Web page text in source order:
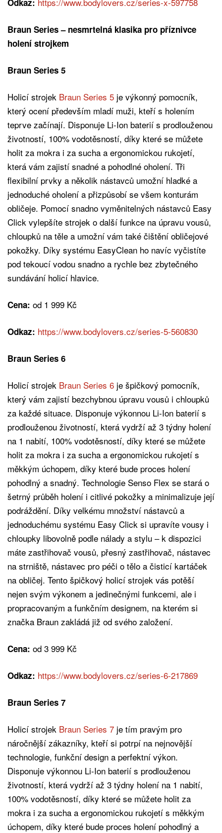
Braun Series – nesmrtelná klasika pro příznivce
holení strojkem
Braun Series 5
Holicí strojek Braun Series 5 je výkonný pomocník,
který ocení především mladí muži, kteří s holením
teprve začínají. Disponuje Li-Ion baterií s prodlouženou
životností, 100% vodotěsností, díky které se můžete
holit za mokra i za sucha a ergonomickou rukojetí,
která vám zajistí snadné a pohodlné oholení. Tři
flexibilní prvky a několik nástavců umožní hladké a
jednoduché oholení a přizpůsobí se všem konturám
obličeje. Pomocí snadno vyměnitelných nástavců Easy
Click vylepšíte strojek o další funkce na úpravu vousů,
chloupků na těle a umožní vám také čištění obličejové
pokožky. Díky systému EasyClean ho navíc vyčistíte
pod tekoucí vodou snadno a rychle bez zbytečného
sundávání holicí hlavice.
Cena: od 1 999 Kč
Odkaz: https://www.bodylovers.cz/series-5-560830
Braun Series 6
Holicí strojek Braun Series 6 je špičkový pomocník,
který vám zajistí bezchybnou úpravu vousů i chloupků
za každé situace. Disponuje výkonnou Li-Ion baterií s
prodlouženou životností, která vydrží až 3 týdny holení
na 1 nabití, 100% vodotěsností, díky které se můžete
holit za mokra i za sucha a ergonomickou rukojetí s
měkkým úchopem, díky které bude proces holení
pohodlný a snadný. Technologie Senso Flex se stará o
šetrný průběh holení i citlivé pokožky a minimalizuje její
podráždění. Díky velkému množství nástavců a
jednoduchému systému Easy Click si upravíte vousy i
chloupky libovolně podle nálady a stylu – k dispozici
máte zastřihovač vousů, přesný zastřihovač, nástavec
na strniště, nástavec pro péči o tělo a čisticí kartáček
na obličej. Tento špičkový holicí strojek vás potěší
nejen svým výkonem a jedinečnými funkcemi, ale i
propracovaným a funkčním designem, na kterém si
značka Braun zakládá již od svého založení.
Cena: od 3 999 Kč
Odkaz: https://www.bodylovers.cz/series-6-217869
Braun Series 7
Holicí strojek Braun Series 7 je tím pravým pro
náročnější zákazníky, kteří si potrpí na nejnovější
technologie, funkční design a perfektní výkon.
Disponuje výkonnou Li-Ion baterií s prodlouženou
životností, která vydrží až 3 týdny holení na 1 nabití,
100% vodotěsností, díky které se můžete holit za
mokra i za sucha a ergonomickou rukojetí s měkkým
úchopem, díky které bude proces holení pohodlný a